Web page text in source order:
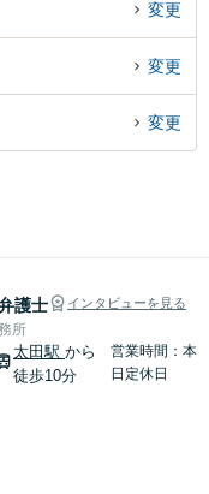
変更
変更
変更
護士 インタビューを見る
所
太田駅 から
徒歩10分
営業時間：本
日定休日